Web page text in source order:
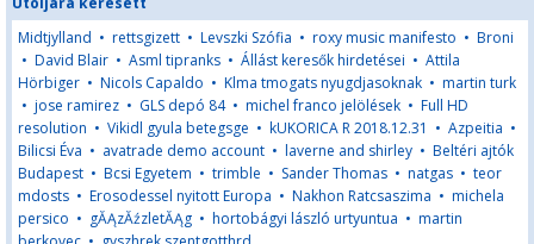
Midtjylland • rettsgizett • Levszki Szófia • roxy music manifesto • Broni
• David Blair • Asml tipranks • Állást keresők hirdetései • Attila
Hörbiger • Nicols Capaldo • Klma tmogats nyugdjasoknak • martin turk
• jose ramirez • GLS depó 84• michel franco jelölések • Full HD
resolution • Vikidl gyula betegsge • kUKORICA R 2018.12.31 • Azpeitia •
Bilicsi Éva • avatrade demo account • laverne and shirley • Beltéri ajtók
Budapest • Bcsi Egyetem • trimble • Sander Thomas • natgas • teor
mdosts • Erosodessel nyitott Europa • Nakhon Ratcsaszima • michela
persico • gĂĄzĂźzletĂĄg • hortobágyi lászló urtyuntua • martin